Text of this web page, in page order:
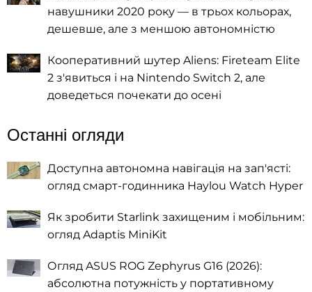
навушники 2020 року — в трьох кольорах,
дешевше, але з меншою автономністю
Кооперативний шутер Aliens: Fireteam Elite
2 з'явиться і на Nintendo Switch 2, але
доведеться почекати до осені
Останні огляди
Доступна автономна навігація на зап'ясті:
огляд смарт-годинника Haylou Watch Hyper
Як зробити Starlink захищеним і мобільним:
огляд Adaptis MiniKit
Огляд ASUS ROG Zephyrus G16 (2026):
абсолютна потужність у портативному